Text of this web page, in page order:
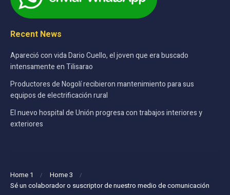
Recent News
Apareció con vida Dario Cuello, el joven que era buscado
intensamente en Tilisarao
Productores de Nogolí recibieron mantenimiento para sus
equipos de electrificación rural
El nuevo hospital de Unión progresa con trabajos interiores y
exteriores
Home 1
Home 3
Sé un colaborador o suscriptor de nuestro medio de comunicación